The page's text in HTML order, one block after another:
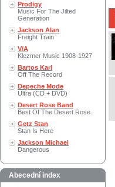
Prodigy
Music For The Jilted
Generation
Jackson Alan
Freight Train
V/A
Klezmer Music 1908-1927
Bartos Karl
Off The Record
Depeche Mode
Ultra (CD + DVD)
Desert Rose Band
Best Of The Desert Rose..
Getz Stan
Stan Is Here
Jackson Michael
Dangerous
Abecední index